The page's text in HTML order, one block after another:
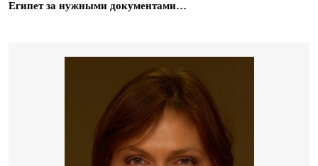
Египет за нужными документами…